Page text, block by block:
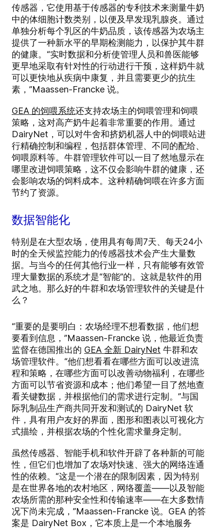
传感器，它使用基于传感器的专利技术来测量牛奶
中的体细胞计数类别，以便及早发现乳腺炎。通过
单独分析每个乳区的牛奶品质，该传感器为农场主
提供了一种新水平的早期检测能力，以保护其牛群
的健康。“实时数据和分析使管理人员和兽医能够
更早地采取有针对性的行动进行干预，这样奶牛就
可以更快地从疾病中康复，并且需要更少的抗生
素，”Maassen-Francke 说。
GEA 的饲喂系统还支持农场主的饲喂管理和饲喂
策略，这对高产奶牛起着非常重要的作用。通过
DairyNet，可以对牛舍和挤奶机器人中的饲喂站进
行精确控制和编程，包括群体管理、不同的配给、
饲喂原料等。牛群管理软件可以一目了然地显示在
哪里改进饲喂策略，这不仅会影响牛群的健康，还
会影响农场的饲料成本。这种精确饲喂在许多方面
节约了资源。
数据智能化
特别是在大型农场，使用具有每周7天、每天24小
时的全天候监控能力的传感器技术会产生大量数
据。与当今的任何其他行业一样，只有能够有效管
理大量数据的系统才是“智能”的。这就是软件的用
武之地。那么好的牛群和农场管理软件的关键是什
么？
“重要的是要明白：农场经理不想看数据，他们想
要看到信息，”Maassen-Francke 说，他最近负责
监督在德国推出的 GEA 全新 DairyNet 牛群和农
场管理软件。“他们想看看在哪些方面可以改进流
程和策略，在哪些方面可以改善动物福利，在哪些
方面可以节省资源和成本；他们希望一目了然地查
看关键数据，并根据他们的需求进行定制。”与国
际乳制品生产商共同开发和测试的 DairyNet 软
件，具有用户友好的界面，图形和图表以可视化方
式描绘，并根据农场的个性化需求量身定制。
虽然传感器、智能手机和软件开辟了各种新的可能
性，但它们也增加了农场对快速、强大的网络连通
性的依赖。“这是一个潜在的限制因素，因为特别
是在世界各地的农村地区，网络覆盖——以及智能
农场所需的那种安全性和传输速率——在大多数情
况下尚未完成，”Maassen-Francke 说。GEA 的答
案是 DairyNet Box，它本质上是一个本地服务